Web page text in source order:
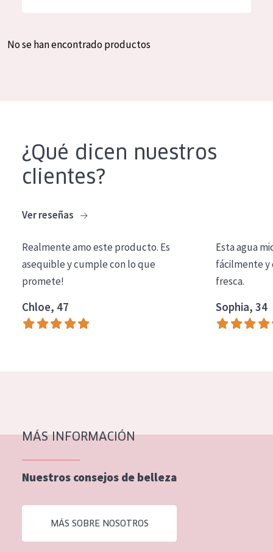
Crema de día
Crema de noche
Limpieza
COLECCIÓN
Essentials
Lift+
Piel normal y seca
Piel mixata o grasa
Piel madura
Piel expuesta al sol
Piel menopáusica
Spanish
No se han encontrado productos
¿Qué dicen nuestros
clientes?
Ver reseñas
Realmente amo este producto. Es
asequible y cumple con lo que
promete!
Chloe, 47
Esta agua
fácilmente y
fresca.
Sophia, 34
MÁS INFORMACIÓN
Nuestros consejos de belleza
MÁS SOBRE NOSOTROS